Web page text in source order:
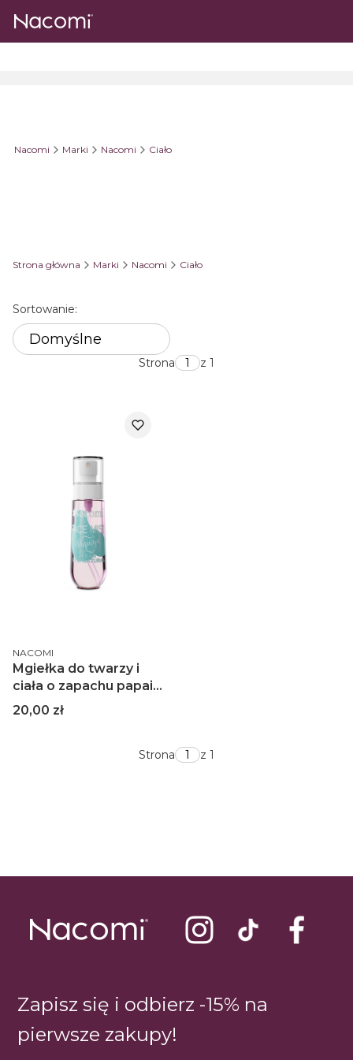
Nacomi Marki Nacomi Ciało
Strona główna Marki Nacomi Ciało
Lista produktów
Sortowanie:
Domyślne
Strona z 1
PRODUCENT
NACOMI
Mgiełka do twarzy i
ciała o zapachu papai –
80 ml
Cena
20,00 zł
Strona z 1
Zapisz się i odbierz -15% na
pierwsze zakupy!